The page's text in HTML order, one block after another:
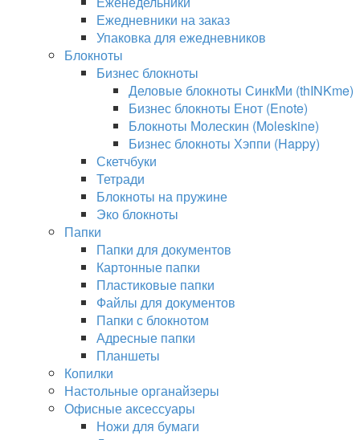
Ежедневники на заказ
Упаковка для ежедневников
Блокноты
Бизнес блокноты
Деловые блокноты СинкМи (thINKme)
Бизнес блокноты Енот (Enote)
Блокноты Молескин (Moleskine)
Бизнес блокноты Хэппи (Happy)
Скетчбуки
Тетради
Блокноты на пружине
Эко блокноты
Папки
Папки для документов
Картонные папки
Пластиковые папки
Файлы для документов
Папки с блокнотом
Адресные папки
Планшеты
Копилки
Настольные органайзеры
Офисные аксессуары
Ножи для бумаги